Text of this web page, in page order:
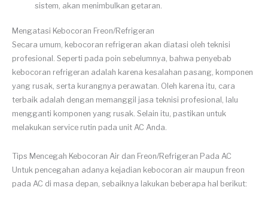
sistem, akan menimbulkan getaran.
Mengatasi Kebocoran Freon/Refrigeran
Secara umum, kebocoran refrigeran akan diatasi oleh teknisi
profesional. Seperti pada poin sebelumnya, bahwa penyebab
kebocoran refrigeran adalah karena kesalahan pasang, komponen
yang rusak, serta kurangnya perawatan. Oleh karena itu, cara
terbaik adalah dengan memanggil jasa teknisi profesional, lalu
mengganti komponen yang rusak. Selain itu, pastikan untuk
melakukan service rutin pada unit AC Anda.
Tips Mencegah Kebocoran Air dan Freon/Refrigeran Pada AC
Untuk pencegahan adanya kejadian kebocoran air maupun freon
pada AC di masa depan, sebaiknya lakukan beberapa hal berikut: